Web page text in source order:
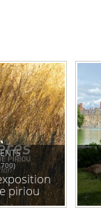
piriou